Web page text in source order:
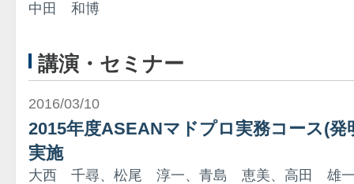
中田 和博
講演・セミナー
2016/03/10
2015年度ASEANマドプロ実務コース(発
実施
大西 千尋、松尾 淳一、青島 恵美、高田 雄